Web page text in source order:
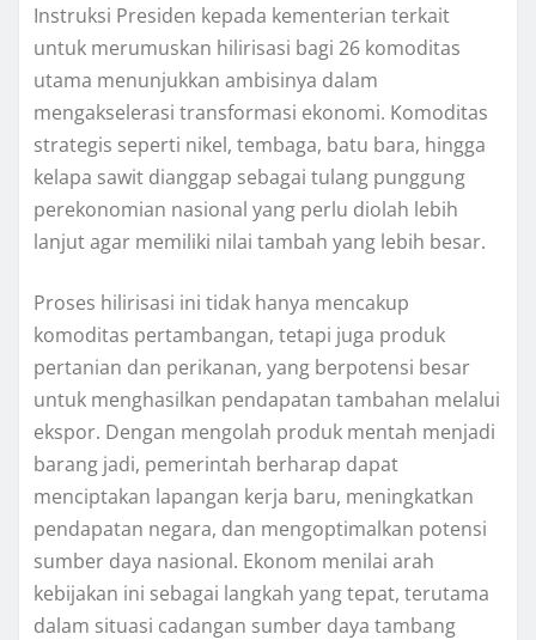
Instruksi Presiden kepada kementerian terkait
untuk merumuskan hilirisasi bagi 26 komoditas
utama menunjukkan ambisinya dalam
mengakselerasi transformasi ekonomi. Komoditas
strategis seperti nikel, tembaga, batu bara, hingga
kelapa sawit dianggap sebagai tulang punggung
perekonomian nasional yang perlu diolah lebih
lanjut agar memiliki nilai tambah yang lebih besar.
Proses hilirisasi ini tidak hanya mencakup
komoditas pertambangan, tetapi juga produk
pertanian dan perikanan, yang berpotensi besar
untuk menghasilkan pendapatan tambahan melalui
ekspor. Dengan mengolah produk mentah menjadi
barang jadi, pemerintah berharap dapat
menciptakan lapangan kerja baru, meningkatkan
pendapatan negara, dan mengoptimalkan potensi
sumber daya nasional. Ekonom menilai arah
kebijakan ini sebagai langkah yang tepat, terutama
dalam situasi cadangan sumber daya tambang